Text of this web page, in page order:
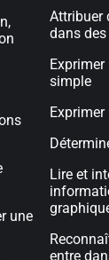
une
Attribuer
dans
simple
Lire et
entre